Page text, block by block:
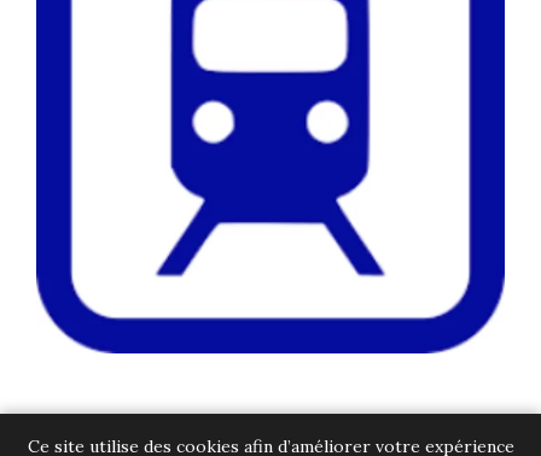
Ce site utilise des cookies afin d’améliorer votre expérience